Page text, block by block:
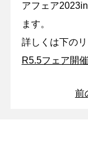
アフェア
ます。
詳しくは下の
R5.5フェア開
前